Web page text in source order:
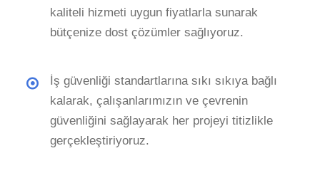
kaliteli hizmeti uygun fiyatlarla sunarak
bütçenize dost çözümler sağlıyoruz.
İş güvenliği standartlarına sıkı sıkıya bağlı
kalarak, çalışanlarımızın ve çevrenin
güvenliğini sağlayarak her projeyi titizlikle
gerçekleştiriyoruz.